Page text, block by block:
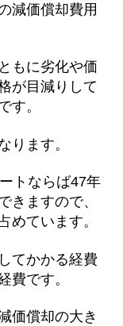
減価償却費用
もに劣化や価
が目減りして
す。
ります。
トならば47年
きますので、
めています。
てかかる経費
費です。
価償却の大き